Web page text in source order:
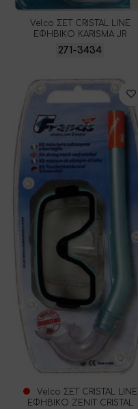
Velco ΣΕΤ CRISTAL LINE
ΕΦΗΒΙΚΟ KARISMA JR
271-3434
Velco ΣΕΤ CRISTAL LINE
ΕΦΗΒΙΚΟ ZENIT CRISTAL